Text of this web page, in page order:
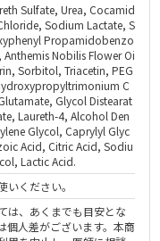
Sulfate, Urea, Cocamid
Sodium Lactate, S
Propamidobenzo
Nobilis Flower Oi
Sorbitol, Triacetin, PEG
C
Glycol Distearat
Laureth-4, Alcohol Den
Glycol, Caprylyl Glyc
Acid, Citric Acid, Sodiu
Lactic Acid.
ください。
は、あくまでも目安とな
個人差がございます。本商